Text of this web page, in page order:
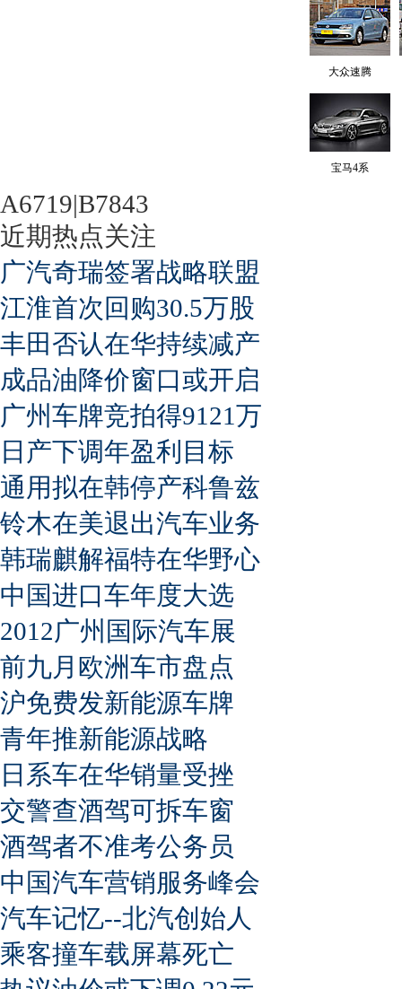
大众速腾
宝马4系
A6719|B7843
近期热点关注
广汽奇瑞签署战略联盟
江淮首次回购30.5万股
丰田否认在华持续减产
成品油降价窗口或开启
广州车牌竞拍得9121万
日产下调年盈利目标
通用拟在韩停产科鲁兹
铃木在美退出汽车业务
韩瑞麒解福特在华野心
中国进口车年度大选
2012广州国际汽车展
前九月欧洲车市盘点
沪免费发新能源车牌
青年推新能源战略
日系车在华销量受挫
交警查酒驾可拆车窗
酒驾者不准考公务员
中国汽车营销服务峰会
汽车记忆--北汽创始人
乘客撞车载屏幕死亡